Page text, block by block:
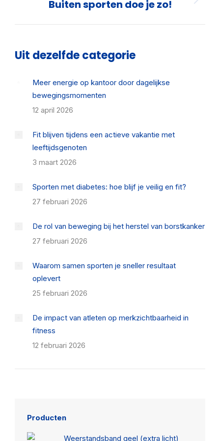
Volgende
Buiten sporten doe je zo!
Uit dezelfde categorie
Meer energie op kantoor door dagelijkse
bewegingsmomenten
12 april 2026
Fit blijven tijdens een actieve vakantie met
leeftijdsgenoten
3 maart 2026
Sporten met diabetes: hoe blijf je veilig en fit?
27 februari 2026
De rol van beweging bij het herstel van borstkanker
27 februari 2026
Waarom samen sporten je sneller resultaat
oplevert
25 februari 2026
De impact van atleten op merkzichtbaarheid in
fitness
12 februari 2026
Producten
Weerstandsband geel (extra licht)